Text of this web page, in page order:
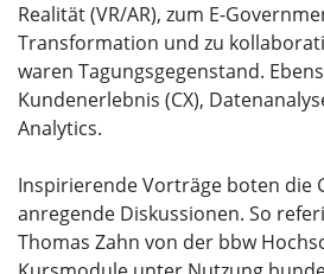
Realität (VR/AR), zum E-
Transformation und zu
waren Tagungsgegenstand.
Kundenerlebnis (CX),
Analytics.
Inspirierende Vorträge boten die
anregende Diskussionen. So
Thomas Zahn von der bbw